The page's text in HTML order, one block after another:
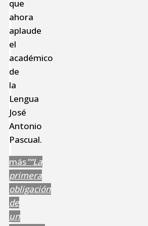
que
ahora
aplaude
el
académico
de
la
Lengua
José
Antonio
Pascual.
más"“La
primera
obligación
de
un